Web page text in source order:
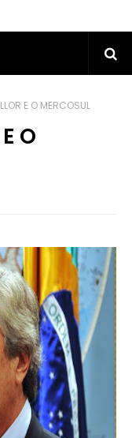
E O MERCOSUL
O